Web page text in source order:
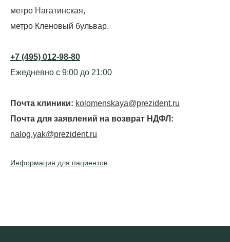
метро Нагатинская,
метро Кленовый бульвар.
+7 (495) 012-98-80
Ежедневно с 9:00 до 21:00
Почта клиники: kolomenskaya@prezident.ru
Почта для заявлений на возврат НДФЛ:
nalog.yak@prezident.ru
Информация для пациентов